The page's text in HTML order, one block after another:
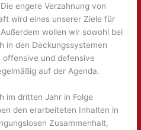
engere Verzahnung von
wird eines unserer Ziele für
wollen wir sowohl bei
in den Deckungssystemen
offensive und defensive
auf der Agenda.
im dritten Jahr in Folge
den erarbeiteten Inhalten in
Zusammenhalt,